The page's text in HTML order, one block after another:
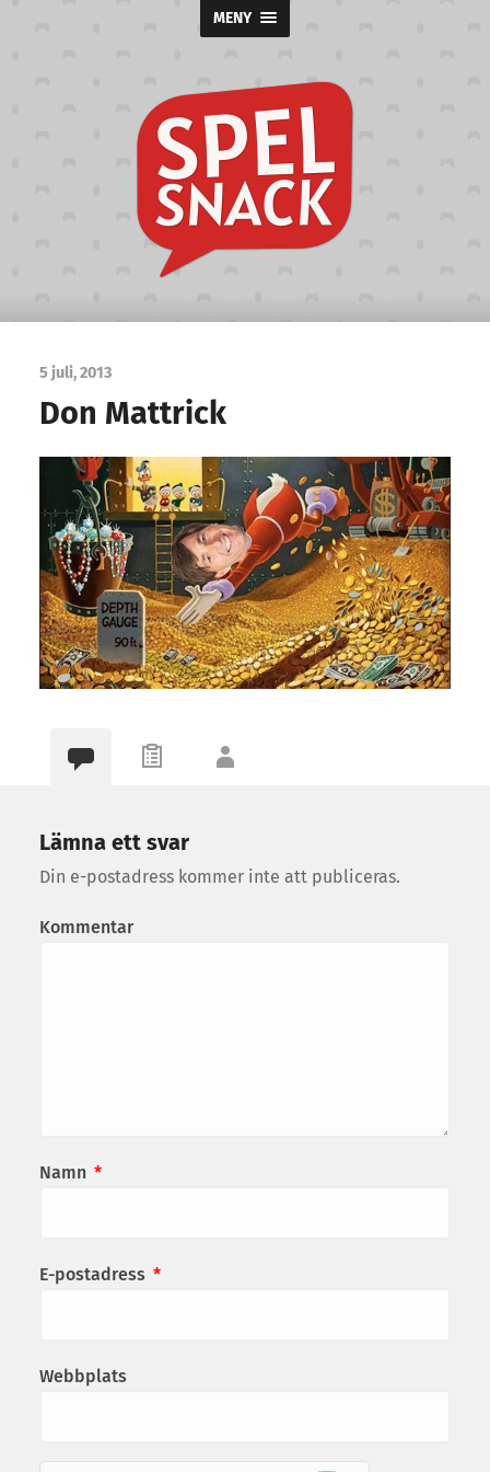
MENY
Spelsnack
5 juli, 2013
Don Mattrick
Lämna ett svar
Din e-postadress kommer inte att publiceras.
Kommentar
Namn *
E-postadress *
Webbplats